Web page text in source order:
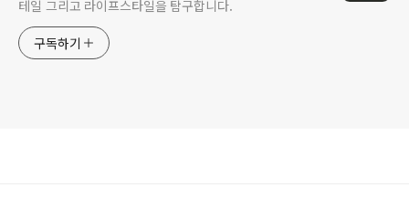
테일 그리고 라이프스타일을 탐구합니다.
구독하기